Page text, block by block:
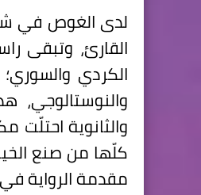
لدى الغوص في
القارئ، وتبقى
الكردي
والنوستالوجي،
والثانوية
كلّها من صنع
مقدمة الرواية